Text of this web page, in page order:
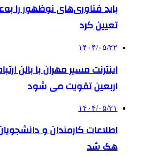
باید فناوری‌های نوظهور را
تعیین کرد
۱۴۰۴/۰۵/۲۲
اینترنت مسیر مهران با بالن
اربعین تقویت می شود
۱۴۰۴/۰۵/۲۱
اطلاعات کارمندان و
هک شد